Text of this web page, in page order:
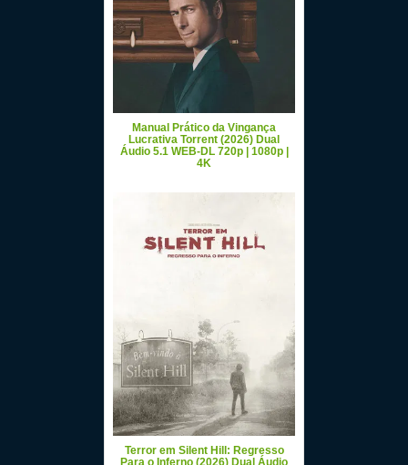
Manual Prático da Vingança
Lucrativa Torrent (2026) Dual
Áudio 5.1 WEB-DL 720p | 1080p |
4K
Terror em Silent Hill: Regresso
Para o Inferno (2026) Dual Áudio